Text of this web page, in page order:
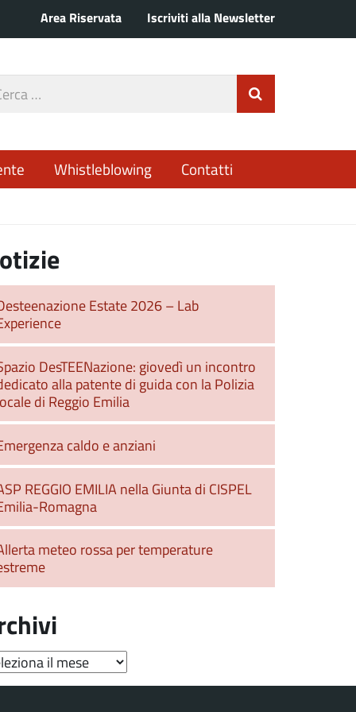
Area Riservata Iscriviti alla Newsletter
Whistleblowing Contatti
Estate 2026 – Lab
DesTEENazione: giovedì un incontro
alla patente di guida con la Polizia
di Reggio Emilia
caldo e anziani
REGGIO EMILIA nella Giunta di CISPEL
Romagna
meteo rossa per temperature